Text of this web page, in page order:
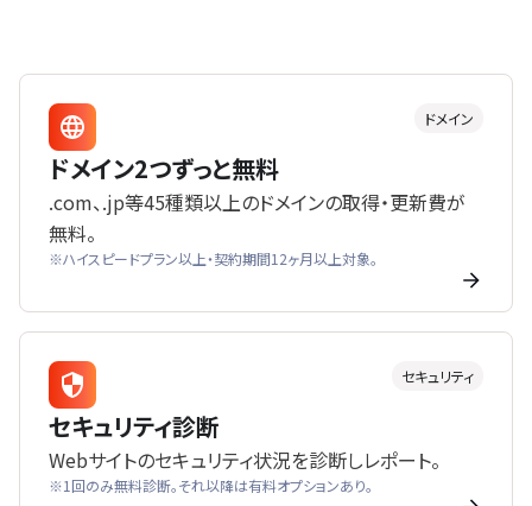
ドメイン
ドメイン2つずっと無料
.com、.jp等45種類以上のドメインの取得・更新費が
無料。
※ハイスピードプラン以上・契約期間12ヶ月以上対象。
セキュリティ
セキュリティ診断
Webサイトのセキュリティ状況を診断しレポート。
※1回のみ無料診断。それ以降は有料オプションあり。